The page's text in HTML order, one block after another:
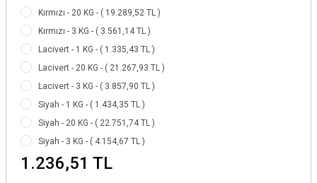
Kırmızı - 20 KG - ( 19.289,52 TL )
Kırmızı - 3 KG - ( 3.561,14 TL )
Lacivert - 1 KG - ( 1.335,43 TL )
Lacivert - 20 KG - ( 21.267,93 TL )
Lacivert - 3 KG - ( 3.857,90 TL )
Siyah - 1 KG - ( 1.434,35 TL )
Siyah - 20 KG - ( 22.751,74 TL )
Siyah - 3 KG - ( 4.154,67 TL )
1.236,51 TL